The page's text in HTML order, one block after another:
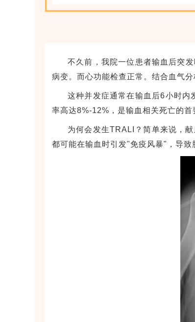
不久前，我院一位患者输血后突
病变。而心功能检查正常。结合血气
这种并发症通常在输血后6小时
率高达8%-12%，是输血相关死亡的首
为何会发生TRALI？简单来说，
都可能在输血时引发"免疫风暴"，导致